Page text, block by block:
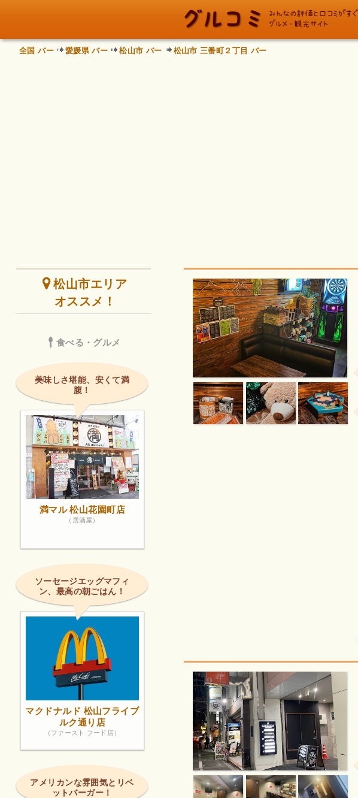
全国 バー 愛媛県 バー 松山市 バー 松山市 三番町２丁目 バー
松山市エリア
オススメ！
食べる・グルメ
美味しさ堪能、安くて満
腹！
満マル 松山花園町店
（居酒屋）
ソーセージエッグマフィ
ン、最高の朝ごはん！
マクドナルド 松山フライブ
ルク通り店
（ファースト フード店）
アメリカンな雰囲気とリベ
ットバーガー！